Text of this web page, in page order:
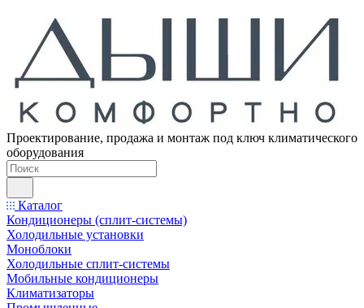
Проектирование, продажа и монтаж под ключ климатического
оборудования
Каталог
Кондиционеры (сплит-системы)
Холодильные установки
Моноблоки
Холодильные сплит-системы
Мобильные кондиционеры
Климатизаторы